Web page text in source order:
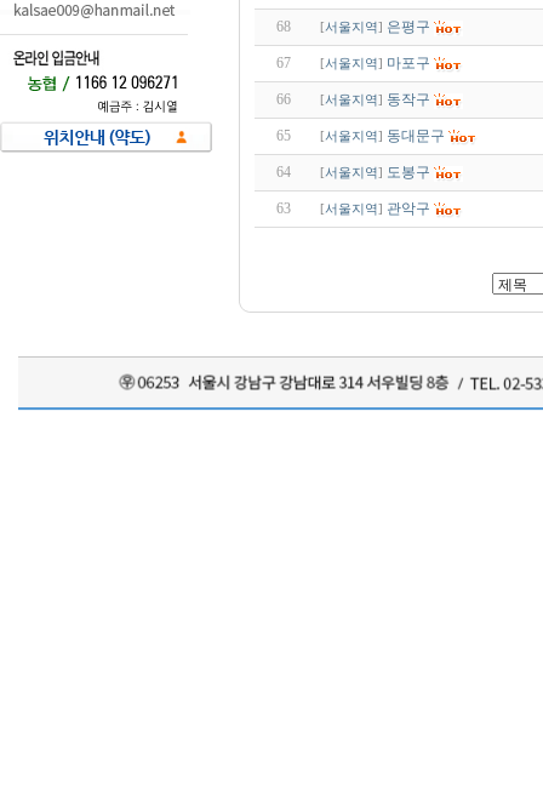
68 [서울지역] 은평구
67 [서울지역] 마포구
66 [서울지역] 동작구
65 [서울지역] 동대문구
64 [서울지역] 도봉구
63 [서울지역] 관악구